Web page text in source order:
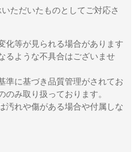
ただいたものとしてご対応さ
化等が見られる場合があります
るような不具合はございませ
準に基づき品質管理がされてお
のみ取り扱っております。
汚れや傷がある場合や付属しな